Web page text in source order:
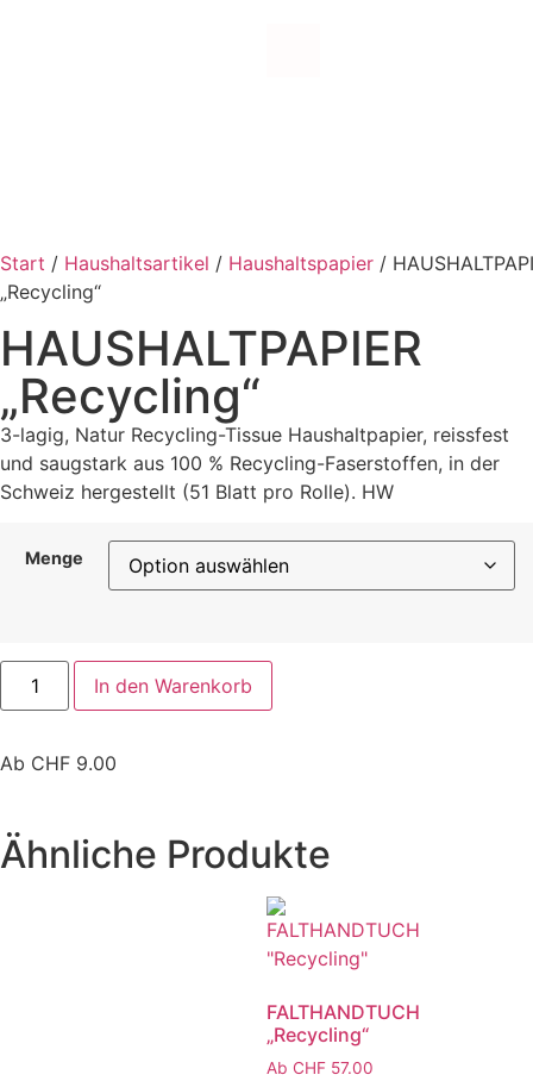
Handwischer
Abraumkorb
Cheminéekörbe
Wäschekörbe
Zeinen
Start / Haushaltsartikel / Haushaltspapier /
„Recycling“
HAUSHALTPAPIER
„Recycling“
3-lagig, Natur Recycling-Tissue Haushaltpapier, reissfest
und saugstark aus 100 % Recycling-Faserstoffen, in der
Schweiz hergestellt (51 Blatt pro Rolle). HW
Menge
In den Warenkorb
Ab CHF 9.00
Ähnliche Produkte
FALTHANDTUCH
„Recycling“
Ab CHF 57.00